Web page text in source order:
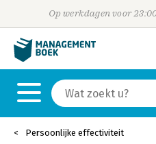
Op werkdagen voor
Persoonlijke effectiviteit